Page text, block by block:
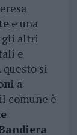
e una
gli altri
e
si
a
comune è